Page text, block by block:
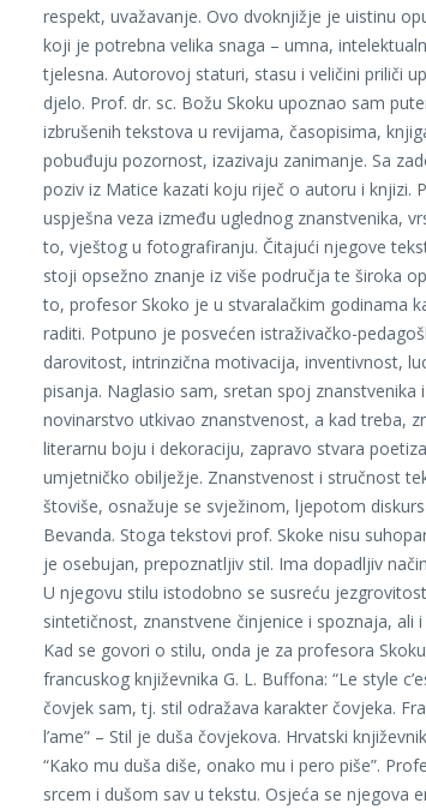
respekt, uvažavanje. Ovo dvoknjižje je uistinu
koji je potrebna velika snaga – umna,
tjelesna. Autorovoj staturi, stasu i veličini priliči
djelo. Prof. dr. sc. Božu Skoku upoznao sam
izbrušenih tekstova u revijama, časopisima,
pobuđuju pozornost, izazivaju zanimanje. Sa
poziv iz Matice kazati koju riječ o autoru i knjizi.
uspješna veza između uglednog znanstvenika,
to, vještog u fotografiranju. Čitajući njegove
stoji opsežno znanje iz više područja te široka
to, profesor Skoko je u stvaralačkim godinama
raditi. Potpuno je posvećen istraživačko-
darovitost, intrinzična motivacija, inventivnost,
pisanja. Naglasio sam, sretan spoj znanstvenika
novinarstvo utkivao znanstvenost, a kad treba,
literarnu boju i dekoraciju, zapravo stvara
umjetničko obilježje. Znanstvenost i stručnost
štoviše, osnažuje se svježinom, ljepotom
Bevanda. Stoga tekstovi prof. Skoke nisu
je osebujan, prepoznatljiv stil. Ima dopadljiv
U njegovu stilu istodobno se susreću
sintetičnost, znanstvene činjenice i spoznaja, ali
Kad se govori o stilu, onda je za profesora
francuskog književnika G. L. Buffona: “Le style
čovjek sam, tj. stil odražava karakter čovjeka.
l’ame” – Stil je duša čovjekova. Hrvatski
“Kako mu duša diše, onako mu i pero piše”.
srcem i dušom sav u tekstu. Osjeća se njegova